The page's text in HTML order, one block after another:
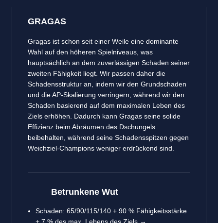
GRAGAS
Gragas ist schon seit einer Weile eine dominante
Wahl auf den höheren Spielniveaus, was
hauptsächlich an dem zuverlässigen Schaden seiner
zweiten Fähigkeit liegt. Wir passen daher die
Schadensstruktur an, indem wir den Grundschaden
und die AP-Skalierung verringern, während wir den
Schaden basierend auf dem maximalen Leben des
Ziels erhöhen. Dadurch kann Gragas seine solide
Effizienz beim Abräumen des Dschungels
beibehalten, während seine Schadensspitzen gegen
Weichziel-Champions weniger erdrückend sind.
Betrunkene Wut
Schaden: 65/90/115/140 + 90 % Fähigkeitsstärke